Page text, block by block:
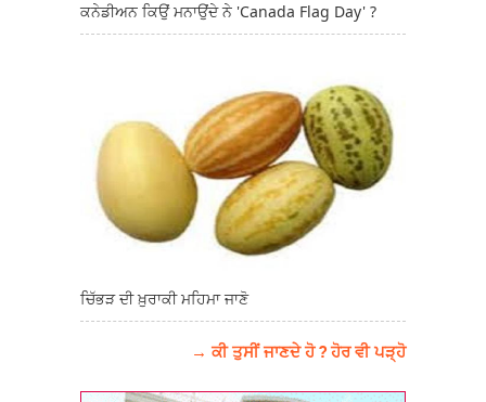
ਕਨੇਡੀਅਨ ਕਿਉਂ ਮਨਾਉਂਦੇ ਨੇ 'Canada Flag Day' ?
ਚਿੱਭੜ ਦੀ ਖ਼ੁਰਾਕੀ ਮਹਿਮਾ ਜਾਣੋ
→ ਕੀ ਤੁਸੀਂ ਜਾਣਦੇ ਹੋ ? ਹੋਰ ਵੀ ਪੜ੍ਹੋ